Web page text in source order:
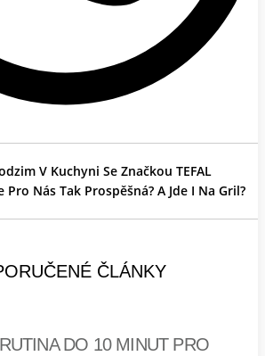
V Kuchyni Se Značkou TEFAL
Pro Nás Tak Prospěšná? A Jde I Na Gril?
ČLÁNKY
DO 10 MINUT PRO